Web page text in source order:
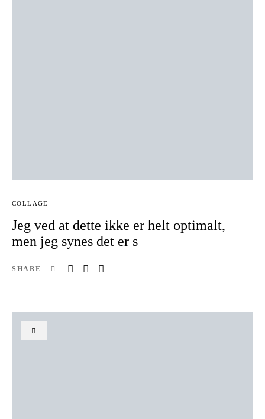
COLLAGE
Jeg ved at dette ikke er helt optimalt,
men jeg synes det er s
SHARE